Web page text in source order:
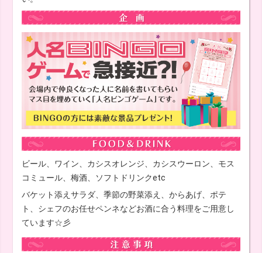
ビール、ワイン、カシスオレンジ、カシスウーロン、モス
コミュール、梅酒、ソフトドリンクetc
バケット添えサラダ、季節の野菜添え、からあげ、ポテ
ト、シェフのお任せペンネなどお酒に合う料理をご用意し
ています☆彡